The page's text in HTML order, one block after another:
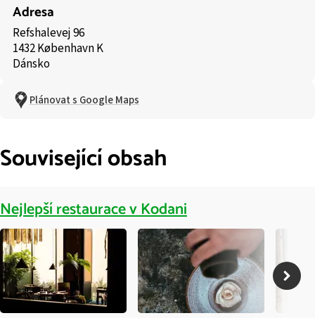
Adresa
Refshalevej 96
1432 København K
Dánsko
Plánovat s Google Maps
Související obsah
Nejlepší restaurace v Kodani